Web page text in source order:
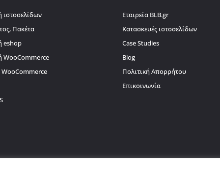
ιστοσελίδων
Πακέτα
eshop
WooCommerce
WooCommerce
Εταιρεία BLB.gr
Κατασκευές ιστοσελίδων
Case Studies
Blog
Πολιτική Απορρήτου
Επικοινωνία